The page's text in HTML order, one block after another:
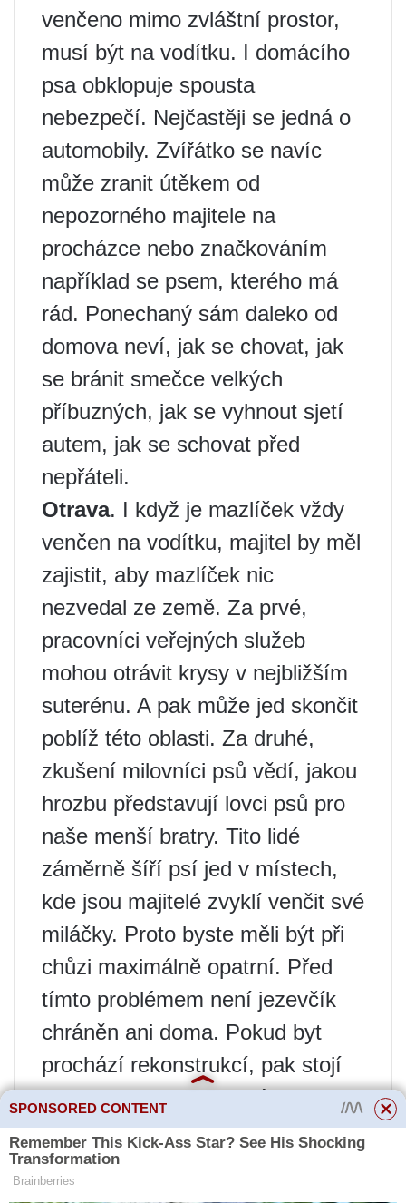
venčeno mimo zvláštní prostor,
musí být na vodítku. I domácího
psa obklopuje spousta
nebezpečí. Nejčastěji se jedná o
automobily. Zvířátko se navíc
může zranit útěkem od
nepozorného majitele na
procházce nebo značkováním
například se psem, kterého má
rád. Ponechaný sám daleko od
domova neví, jak se chovat, jak
se bránit smečce velkých
příbuzných, jak se vyhnout sjetí
autem, jak se schovat před
nepřáteli.
Otrava. I když je mazlíček vždy
venčen na vodítku, majitel by měl
zajistit, aby mazlíček nic
nezvedal ze země. Za prvé,
pracovníci veřejných služeb
mohou otrávit krysy v nejbližším
suterénu. A pak může jed skončit
poblíž této oblasti. Za druhé,
zkušení milovníci psů vědí, jakou
hrozbu představují lovci psů pro
naše menší bratry. Tito lidé
záměrně šíří psí jed v místech,
kde jsou majitelé zvyklí venčit své
miláčky. Proto byste měli být při
chůzi maximálně opatrní. Před
tímto problémem není jezevčík
chráněn ani doma. Pokud byt
prochází rekonstrukcí, pak stojí
za to izolovat psa od nádob se
stavebními kapalinami.
SPONSORED CONTENT